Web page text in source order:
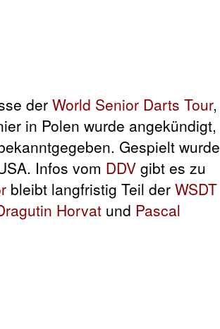
der World Senior Darts Tour,
in Polen wurde angekündigt,
Gespielt wurde
Infos vom DDV gibt es zu
bleibt langfristig Teil der WSDT
Horvat und Pascal